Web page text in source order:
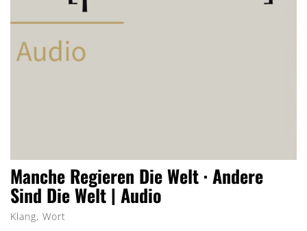
Manche Regieren Die Welt · Andere
Sind Die Welt | Audio
Klang, Wort